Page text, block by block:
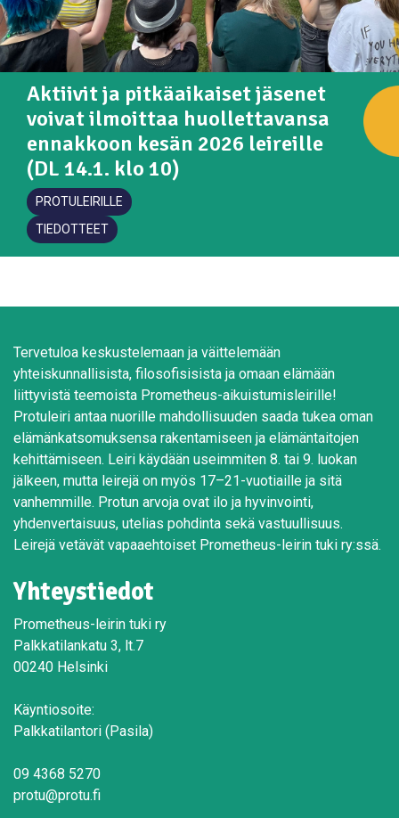
Aktiivit ja pitkäaikaiset jäsenet
voivat ilmoittaa huollettavansa
ennakkoon kesän 2026 leireille
(DL 14.1. klo 10)
PROTULEIRILLE
TIEDOTTEET
Tervetuloa keskustelemaan ja väittelemään
yhteiskunnallisista, filosofisisista ja omaan elämään
liittyvistä teemoista Prometheus-aikuistumisleirille!
Protuleiri antaa nuorille mahdollisuuden saada tukea oman
elämänkatsomuksensa rakentamiseen ja elämäntaitojen
kehittämiseen. Leiri käydään useimmiten 8. tai 9. luokan
jälkeen, mutta leirejä on myös 17–21-vuotiaille ja sitä
vanhemmille. Protun arvoja ovat ilo ja hyvinvointi,
yhdenvertaisuus, utelias pohdinta sekä vastuullisuus.
Leirejä vetävät vapaaehtoiset Prometheus-leirin tuki ry:ssä.
Yhteystiedot
Prometheus-leirin tuki ry
Palkkatilankatu 3, lt.7
00240 Helsinki
Käyntiosoite:
Palkkatilantori (Pasila)
09 4368 5270
protu@protu.fi